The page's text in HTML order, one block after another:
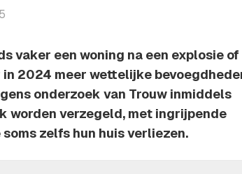
vaker een woning na een explosie of
2024 meer wettelijke
onderzoek van Trouw inmiddels
worden verzegeld, met ingrijpende
zelfs hun huis verliezen.